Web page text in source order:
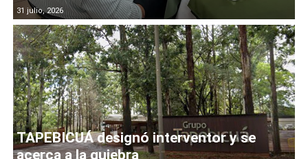
31 julio, 2026
TAPEBICUÁ designó interventor y se
acerca a la quiebra